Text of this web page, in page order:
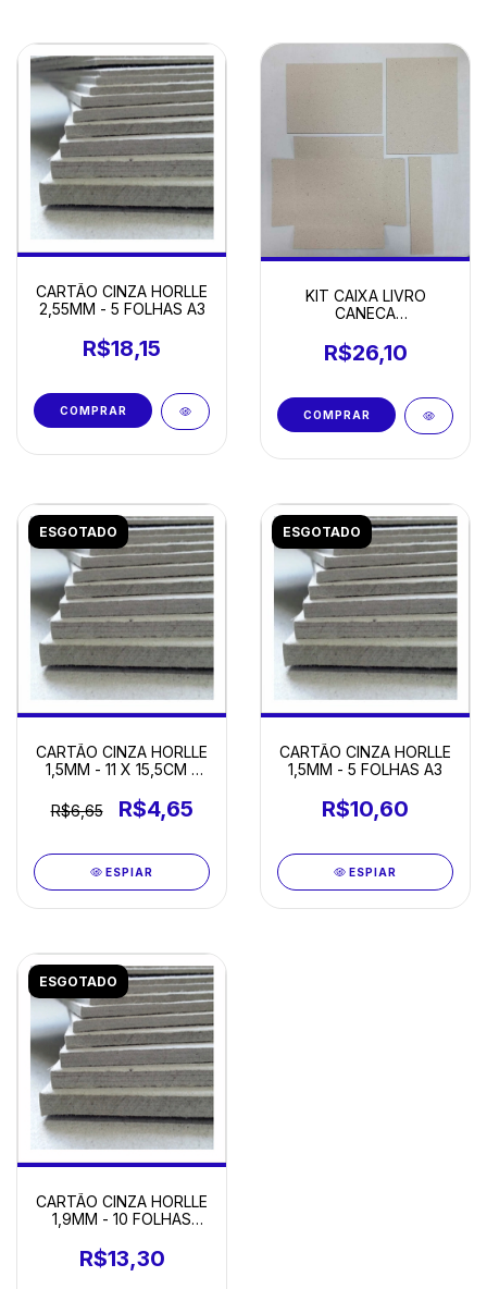
CARTÃO CINZA HORLLE
2,55MM - 5 FOLHAS A3
R$18,15
KIT CAIXA LIVRO
CANECA
5
R$26,10
ESGOTADO
CARTÃO CINZA HORLLE
1,5MM - 11 X 15,5CM -
R$6,65
R$4,65
ESPIAR
ESGOTADO
CARTÃO CINZA HORLLE
1,5MM - 5 FOLHAS A3
R$10,60
ESPIAR
ESGOTADO
CARTÃO CINZA HORLLE
1,9MM - 10 FOLHAS
(UNIVERSITÁRIO)
R$13,30